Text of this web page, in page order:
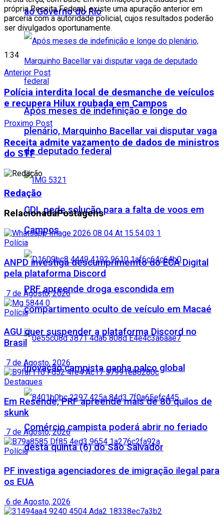
ao Governo do Rio
Após meses de indefinição e longe do
plenário, Marquinho Bacellar vai disputar vaga
de deputado federal
CDL pede solução para a falta de voos em
Campos
PRF apreende droga escondida em
compartimento oculto de veículo em Macaé
Inovação campista ganha palco global
Comércio campista poderá abrir no feriado
desta quinta (6) do São Salvador
própria Receita Federal, existe uma apuração anterior em
parceria com a autoridade policial, cujos resultados poderão
ser divulgados oportunamente.
1:34
Anterior Post
Polícia interdita local de desmanche de veículos
e recupera Hilux roubada em Campos
Proximo Post
Receita admite vazamento de dados de ministros
do STF
Redação
RelacionadaPostagens
Polícia
ANPD investiga descumprimemto do ECA Digital
pela plataforma Discord
7 de Agosto, 2026
Polícia
AGU quer suspender a plataforma Discord no
Brasil
7 de Agosto, 2026
Destaques
Em Resende, PRF apreende mais de 80 quilos de
skunk
7 de Agosto, 2026
Polícia
PF investiga agenciadores de imigração ilegal para
os EUA
6 de Agosto, 2026